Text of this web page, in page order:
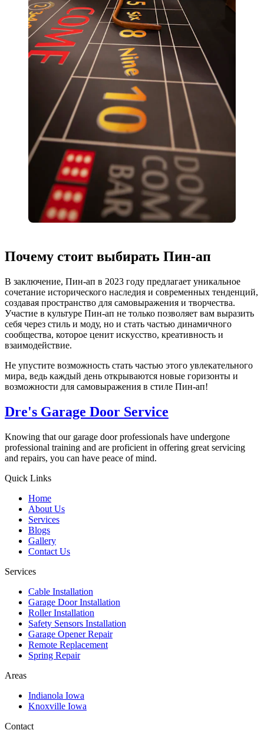
Почему стоит выбирать Пин-ап
В заключение, Пин-ап в 2023 году предлагает уникальное
сочетание исторического наследия и современных тенденций,
создавая пространство для самовыражения и творчества.
Участие в культуре Пин-ап не только позволяет вам выразить
себя через стиль и моду, но и стать частью динамичного
сообщества, которое ценит искусство, креативность и
взаимодействие.
Не упустите возможность стать частью этого увлекательного
мира, ведь каждый день открываются новые горизонты и
возможности для самовыражения в стиле Пин-ап!
Dre's Garage Door Service
Knowing that our garage door professionals have undergone
professional training and are proficient in offering great servicing
and repairs, you can have peace of mind.
Quick Links
Home
About Us
Services
Blogs
Gallery
Contact Us
Services
Cable Installation
Garage Door Installation
Roller Installation
Safety Sensors Installation
Garage Opener Repair
Remote Replacement
Spring Repair
Areas
Indianola Iowa
Knoxville Iowa
Contact